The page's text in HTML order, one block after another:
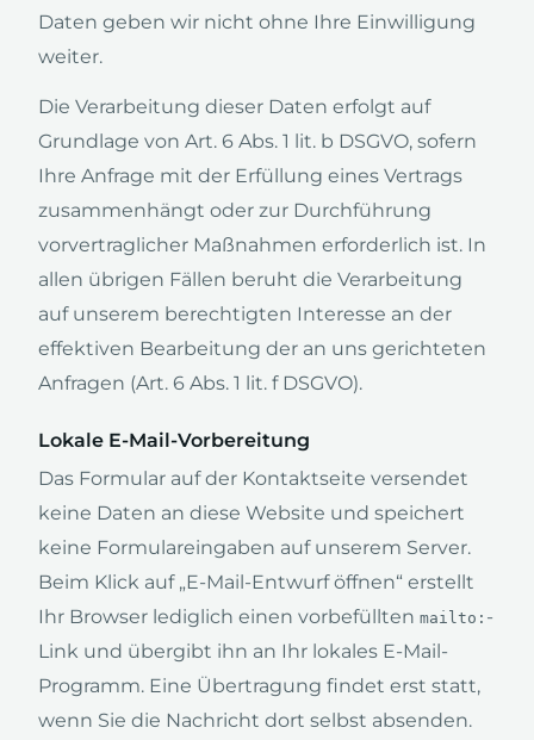
Daten geben wir nicht ohne Ihre Einwilligung
weiter.
Die Verarbeitung dieser Daten erfolgt auf
Grundlage von Art. 6 Abs. 1 lit. b DSGVO, sofern
Ihre Anfrage mit der Erfüllung eines Vertrags
zusammenhängt oder zur Durchführung
vorvertraglicher Maßnahmen erforderlich ist. In
allen übrigen Fällen beruht die Verarbeitung
auf unserem berechtigten Interesse an der
effektiven Bearbeitung der an uns gerichteten
Anfragen (Art. 6 Abs. 1 lit. f DSGVO).
Lokale E-Mail-Vorbereitung
Das Formular auf der Kontaktseite versendet
keine Daten an diese Website und speichert
keine Formulareingaben auf unserem Server.
Beim Klick auf „E-Mail-Entwurf öffnen“ erstellt
Ihr Browser lediglich einen vorbefüllten mailto: -
Link und übergibt ihn an Ihr lokales E-Mail-
Programm. Eine Übertragung findet erst statt,
wenn Sie die Nachricht dort selbst absenden.